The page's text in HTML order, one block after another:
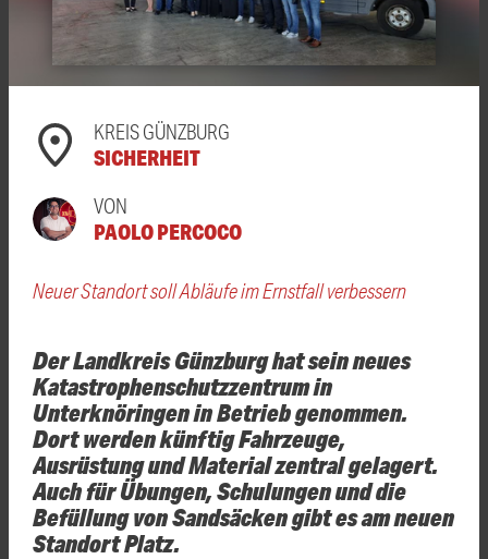
KREIS GÜNZBURG
SICHERHEIT
VON
PAOLO PERCOCO
Neuer Standort soll Abläufe im Ernstfall verbessern
Der Landkreis Günzburg hat sein neues
Katastrophenschutzzentrum in
Unterknöringen in Betrieb genommen.
Dort werden künftig Fahrzeuge,
Ausrüstung und Material zentral gelagert.
Auch für Übungen, Schulungen und die
Befüllung von Sandsäcken gibt es am neuen
Standort Platz.